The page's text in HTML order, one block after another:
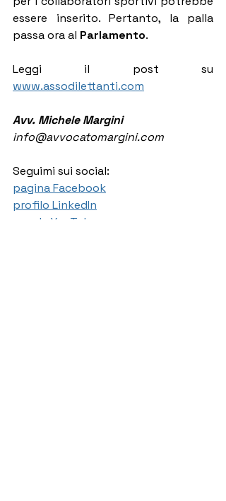
essere inserito. Pertanto, la palla
passa ora al Parlamento.
www.assodilettanti.com
Avv. Michele Margini
info@avvocatomargini.com
Seguimi sui social:
pagina Facebook
profilo LinkedIn
canale YouTube